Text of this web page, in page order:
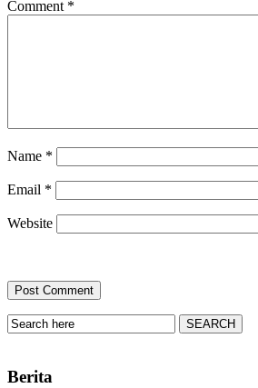
Comment *
Name *
Email *
Website
Berita